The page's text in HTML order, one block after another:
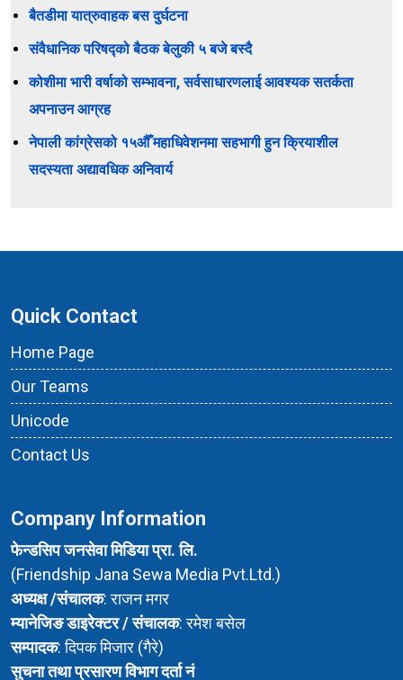
बैतडीमा यात्रुवाहक बस दुर्घटना
संवैधानिक परिषद्को बैठक बेलुकी ५ बजे बस्दै
कोशीमा भारी वर्षाको सम्भावना, सर्वसाधारणलाई आवश्यक सतर्कता
अपनाउन आग्रह
नेपाली कांग्रेसको १५औँ महाधिवेशनमा सहभागी हुन क्रियाशील
सदस्यता अद्यावधिक अनिवार्य
Quick Contact
Home Page
Our Teams
Unicode
Contact Us
Company Information
फेन्डसिप जनसेवा मिडिया प्रा. लि.
(Friendship Jana Sewa Media Pvt.Ltd.)
अध्यक्ष /संचालक: राजन मगर
म्यानेजिङ डाइरेक्टर / संचालक: रमेश बसेल
सम्पादक: दिपक मिजार (गैरे)
सुचना तथा प्रसारण विभाग दर्ता नं